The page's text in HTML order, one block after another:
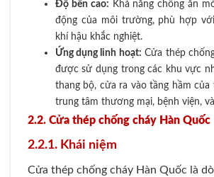
Độ bền cao: Khả năng chống ăn
động của môi trường, phù hợp
khí hậu khắc nghiệt.
Ứng dụng linh hoạt: Cửa thép
được sử dụng trong các khu vực
thang bộ, cửa ra vào tầng hầm của
trung tâm thương mại, bệnh viện,
2.2. Cửa thép chống cháy Hàn Quốc
2.2.1. Khái niệm
Cửa thép chống cháy Hàn Quốc là